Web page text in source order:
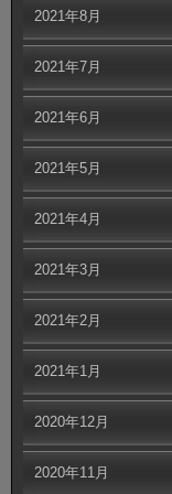
2021年8月
2021年7月
2021年6月
2021年5月
2021年4月
2021年3月
2021年2月
2021年1月
2020年12月
2020年11月